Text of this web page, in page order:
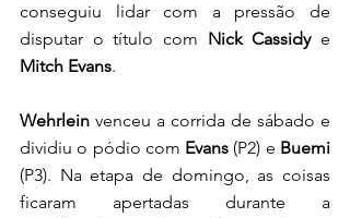
conseguiu lidar com a pressão de
disputar o título com Nick Cassidy
Mitch Evans.
Wehrlein venceu a corrida de sábado e
dividiu o pódio com Evans (P2) e
(P3). Na etapa de domingo, as coisas
ficaram apertadas durante a